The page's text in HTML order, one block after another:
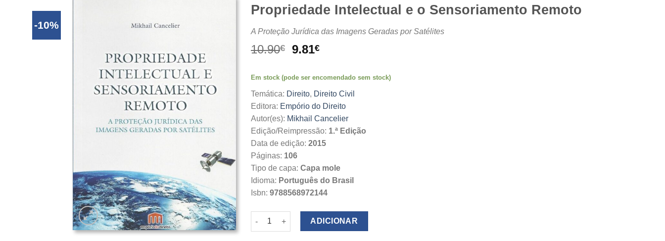
-10%
Propriedade Intelectual e o Sensoriamento Remoto
A Proteção Jurídica das Imagens Geradas por Satélites
10.90€
O
original
era:
10.90€.
9.81€O
atual
é:
9.81€.
Em stock (pode ser encomendado sem stock)
Temática: Direito, Direito Civil
Editora: Empório do Direito
Autor(es): Mikhail Cancelier
Edição/Reimpressão: 1.ª Edição
Data de edição: 2015
Páginas: 106
Tipo de capa: Capa mole
Idioma: Português do Brasil
Isbn: 9788568972144
Quantidade de Propriedade Intelectual e o Sensoriamento Remoto
ADICIONAR